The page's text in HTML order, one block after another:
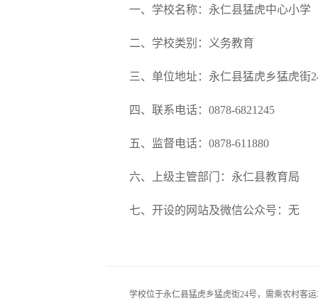
一、学校名称：永仁县猛虎中心小学
二、学校类别：义务教育
三、单位地址：永仁县猛虎乡猛虎街
四、联系电话：0878-6821245
五、监督电话：0878-611880
六、上级主管部门：永仁县教育局
七、开设的网站及微信公众号：无
学校位于永仁县猛虎乡猛虎街24号，需乘农村客